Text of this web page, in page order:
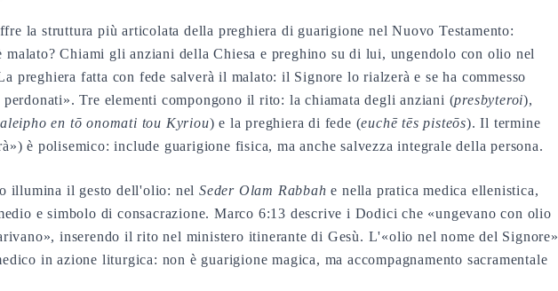
la struttura più articolata della preghiera di guarigione nel Nuovo Testamento:
malato? Chiami gli anziani della Chiesa e preghino su di lui, ungendolo con olio nel
preghiera fatta con fede salverà il malato: il Signore lo rialzerà e se ha commesso
perdonati». Tre elementi compongono il rito: la chiamata degli anziani (presbyteroi),
aleipho en tō onomati tou Kyriou) e la preghiera di fede (euchē tēs pisteōs). Il termine
è polisemico: include guarigione fisica, ma anche salvezza integrale della persona.
illumina il gesto dell'olio: nel Seder Olam Rabbah e nella pratica medica ellenistica,
e simbolo di consacrazione. Marco 6:13 descrive i Dodici che «ungevano con olio
inserendo il rito nel ministero itinerante di Gesù. L'«olio nel nome del Signore»
in azione liturgica: non è guarigione magica, ma accompagnamento sacramentale